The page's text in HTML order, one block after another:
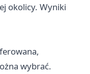
okolicy. Wyniki
wybrać.